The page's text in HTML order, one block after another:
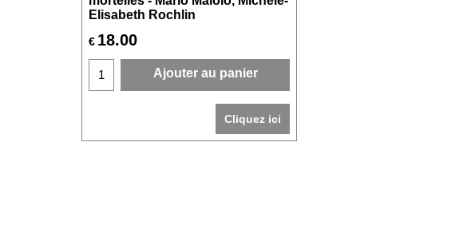
Elisabeth Rochlin
€ 18.00
Ajouter au panier
Cliquez ici